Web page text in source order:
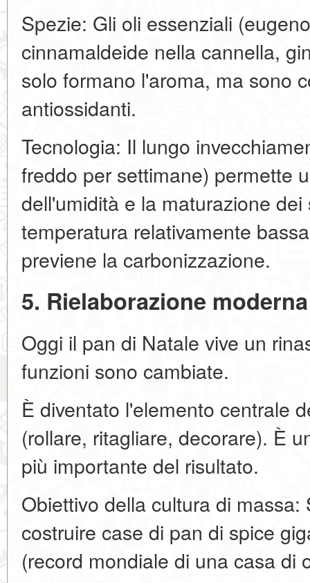
Spezie: Gli oli essenziali
cinnamaldeide nella cannella,
solo formano l'aroma, ma sono
antiossidanti.
Tecnologia: Il lungo
freddo per settimane) permette
dell'umidità e la maturazione
temperatura relativamente
previene la carbonizzazione.
5. Rielaborazione
Oggi il pan di Natale vive un
funzioni sono cambiate.
È diventato l'elemento centrale
(rollare, ritagliare, decorare). È
più importante del risultato.
Obiettivo della cultura di
costruire case di pan di spice
(record mondiale di una casa di